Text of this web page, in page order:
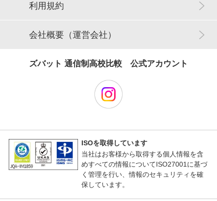
利用規約
会社概要（運営会社）
ズバット 通信制高校比較 公式アカウント
ISOを取得しています
当社はお客様から取得する個人情報を含
めすべての情報についてISO27001に基づ
く管理を行い、情報のセキュリティを確
保しています。